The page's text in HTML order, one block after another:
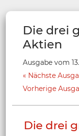
Die drei
Aktien
Ausgabe vom
Nächste
Vorherige
Die drei